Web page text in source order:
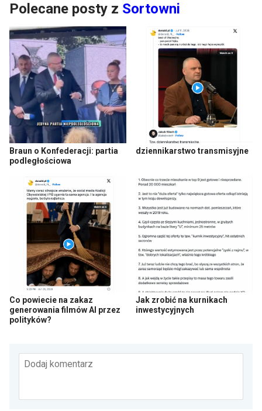
Polecane posty z Sortowni
Braun o Konfederacji: partia
podległościowa
dziennikarstwo transmisyjne
Co powiecie na zakaz
generowania filmów AI przez
polityków?
Jak zrobić na kurnikach
inwestycyjnych
Dodaj komentarz